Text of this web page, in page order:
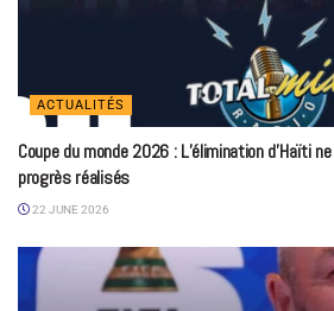
ACTUALITÉS
Coupe du monde 2026 : L’élimination d’Haïti
progrès réalisés
22 JUNE 2026